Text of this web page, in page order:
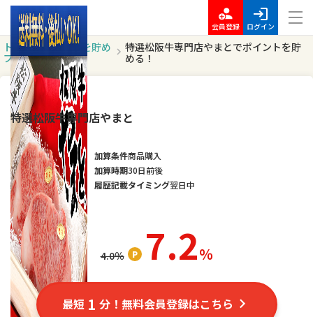
会員登録 ログイン
トッ
プ
ポイントを貯め
る
特選松阪牛専門店やまとでポイントを貯
める！
ポイントUP
特選松阪牛専門店やまと
4.0％ 7.2％
加算条件商品購入
加算時期30日前後
履歴記載タイミング翌日中
最短 1 分！無料会員登録はこちら